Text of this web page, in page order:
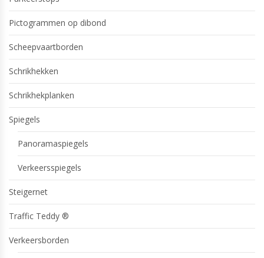
Pictogrammen op dibond
Scheepvaartborden
Schrikhekken
Schrikhekplanken
Spiegels
Panoramaspiegels
Verkeersspiegels
Steigernet
Traffic Teddy ®
Verkeersborden